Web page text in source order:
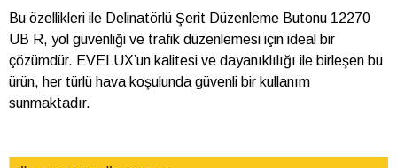
Bu özellikleri ile Delinatörlü Şerit Düzenleme Butonu 12270
UB R, yol güvenliği ve trafik düzenlemesi için ideal bir
çözümdür. EVELUX’un kalitesi ve dayanıklılığı ile birleşen bu
ürün, her türlü hava koşulunda güvenli bir kullanım
sunmaktadır.